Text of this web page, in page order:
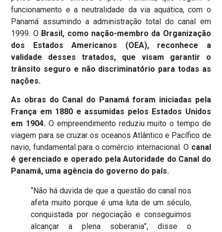
funcionamento e a neutralidade da via aquática, com o
Panamá assumindo a administração total do canal em
1999. O Brasil, como nação-membro da Organização
dos Estados Americanos (OEA), reconhece a
validade desses tratados, que visam garantir o
trânsito seguro e não discriminatório para todas as
nações.
As obras do Canal do Panamá foram iniciadas pela
França em 1880 e assumidas pelos Estados Unidos
em 1904. O empreendimento reduziu muito o tempo de
viagem para se cruzar os oceanos Atlântico e Pacífico de
navio, fundamental para o comércio internacional. O canal
é gerenciado e operado pela Autoridade do Canal do
Panamá, uma agência do governo do país.
“Não há duvida de que a questão do canal nos
afeta muito porque é uma luta de um século,
conquistada por negociação e conseguimos
alcançar a plena soberania”, disse o